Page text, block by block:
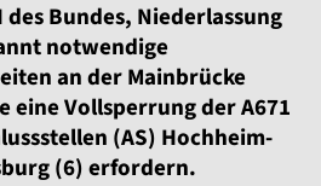
Bundes, Niederlassung
notwendige
an der Mainbrücke
eine Vollsperrung der A671
(AS) Hochheim-
(6) erfordern.